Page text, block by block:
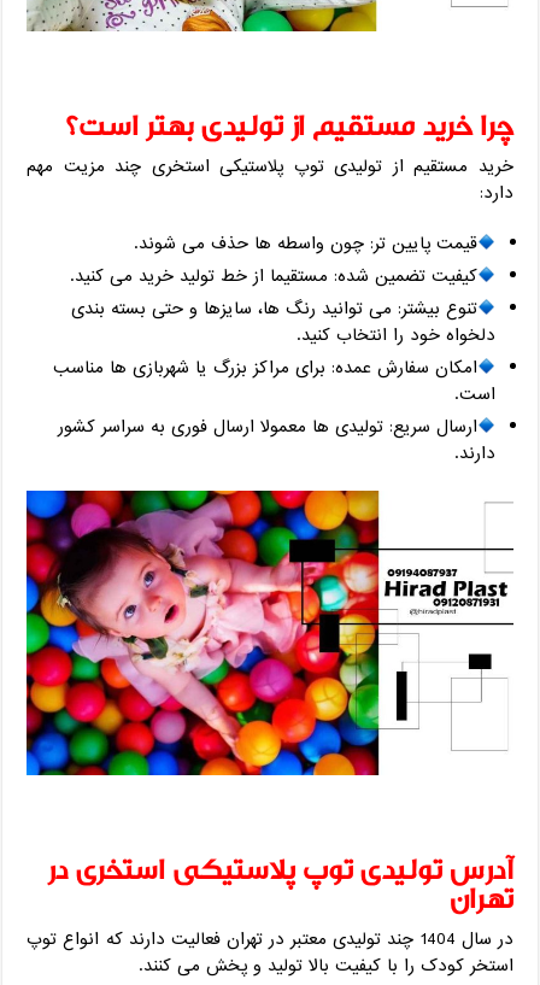
چرا خرید مستقیم از تولیدی بهتر است؟
خرید مستقیم از تولیدی توپ پلاستیکی استخری چند مزیت مهم
دارد:
قیمت پایین‌ تر: چون واسطه ‌ها حذف می ‌شوند.
کیفیت تضمین ‌شده: مستقیما از خط تولید خرید می ‌کنید.
تنوع بیشتر: می ‌توانید رنگ ‌ها، سایزها و حتی بسته ‌بندی
دلخواه خود را انتخاب کنید.
امکان سفارش عمده: برای مراکز بزرگ یا شهربازی ‌ها مناسب
است.
ارسال سریع: تولیدی ‌ها معمولا ارسال فوری به سراسر کشور
دارند.
آدرس تولیدی توپ پلاستیکی استخری در
تهران
در سال 1404 چند تولیدی معتبر در تهران فعالیت دارند که انواع توپ
استخر کودک را با کیفیت بالا تولید و پخش می‌ کنند.